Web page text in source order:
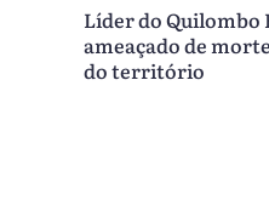
Líder do Quilombo
ameaçado de
do território